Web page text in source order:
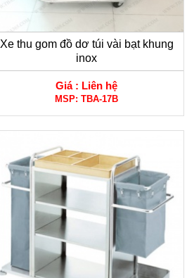
Xe thu gom đồ dơ túi vài bạt khung
inox
Giá : Liên hệ
MSP:TBA-17B